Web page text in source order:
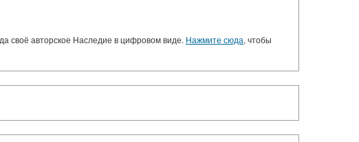
своё авторское Наследие в цифровом виде. Нажмите сюда, чтобы